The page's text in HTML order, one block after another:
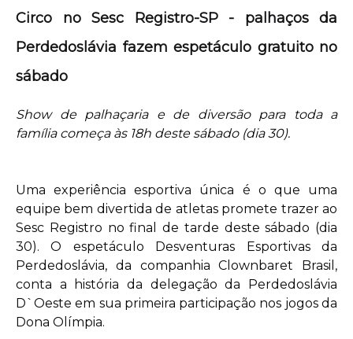
Circo no Sesc Registro-SP - palhaços da
Perdedoslávia fazem espetáculo gratuito no
sábado
Show de palhaçaria e de diversão para toda a
família começa às 18h deste sábado (dia 30).
Uma experiência esportiva única é o que uma
equipe bem divertida de atletas promete trazer ao
Sesc Registro no final de tarde deste sábado (dia
30). O espetáculo Desventuras Esportivas da
Perdedoslávia, da companhia Clownbaret Brasil,
conta a história da delegação da Perdedoslávia
D`Oeste em sua primeira participação nos jogos da
Dona Olímpia.